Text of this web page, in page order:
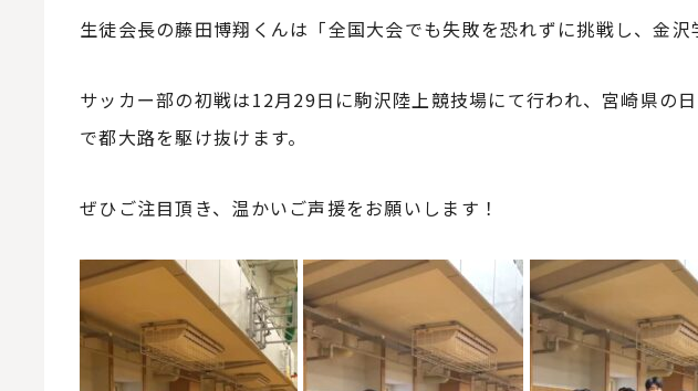
生徒会長の藤田博翔くんは「全国大会でも失敗を恐れずに挑戦し、金
サッカー部の初戦は12月29日に駒沢陸上競技場にて行われ、宮崎県の
で都大路を駆け抜けます。
ぜひご注目頂き、温かいご声援をお願いします！